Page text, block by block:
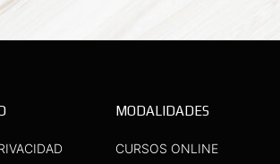
MODALIDADES
CURSOS ONLINE